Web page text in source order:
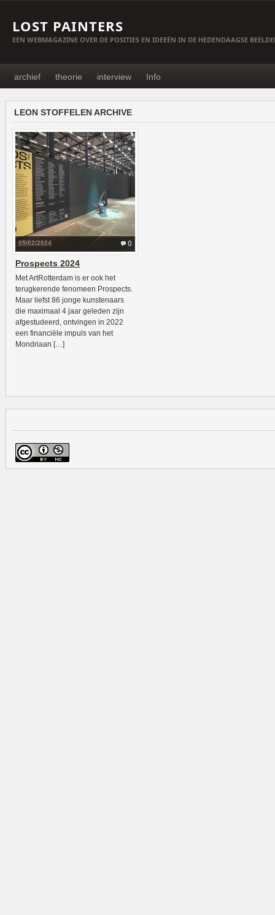
LOST PAINTERS
EEN WEBMAGAZINE OVER DE POSITIES EN IDEEËN IN DE HEDENDAAGSE
archief theorie interview Info
LEON STOFFELEN ARCHIVE
0
05/02/2024
Prospects 2024
Met ArtRotterdam is er ook het
terugkerende fenomeen Prospects.
Maar liefst 86 jonge kunstenaars
die maximaal 4 jaar geleden zijn
afgestudeerd, ontvingen in 2022
een financiële impuls van het
Mondriaan […]